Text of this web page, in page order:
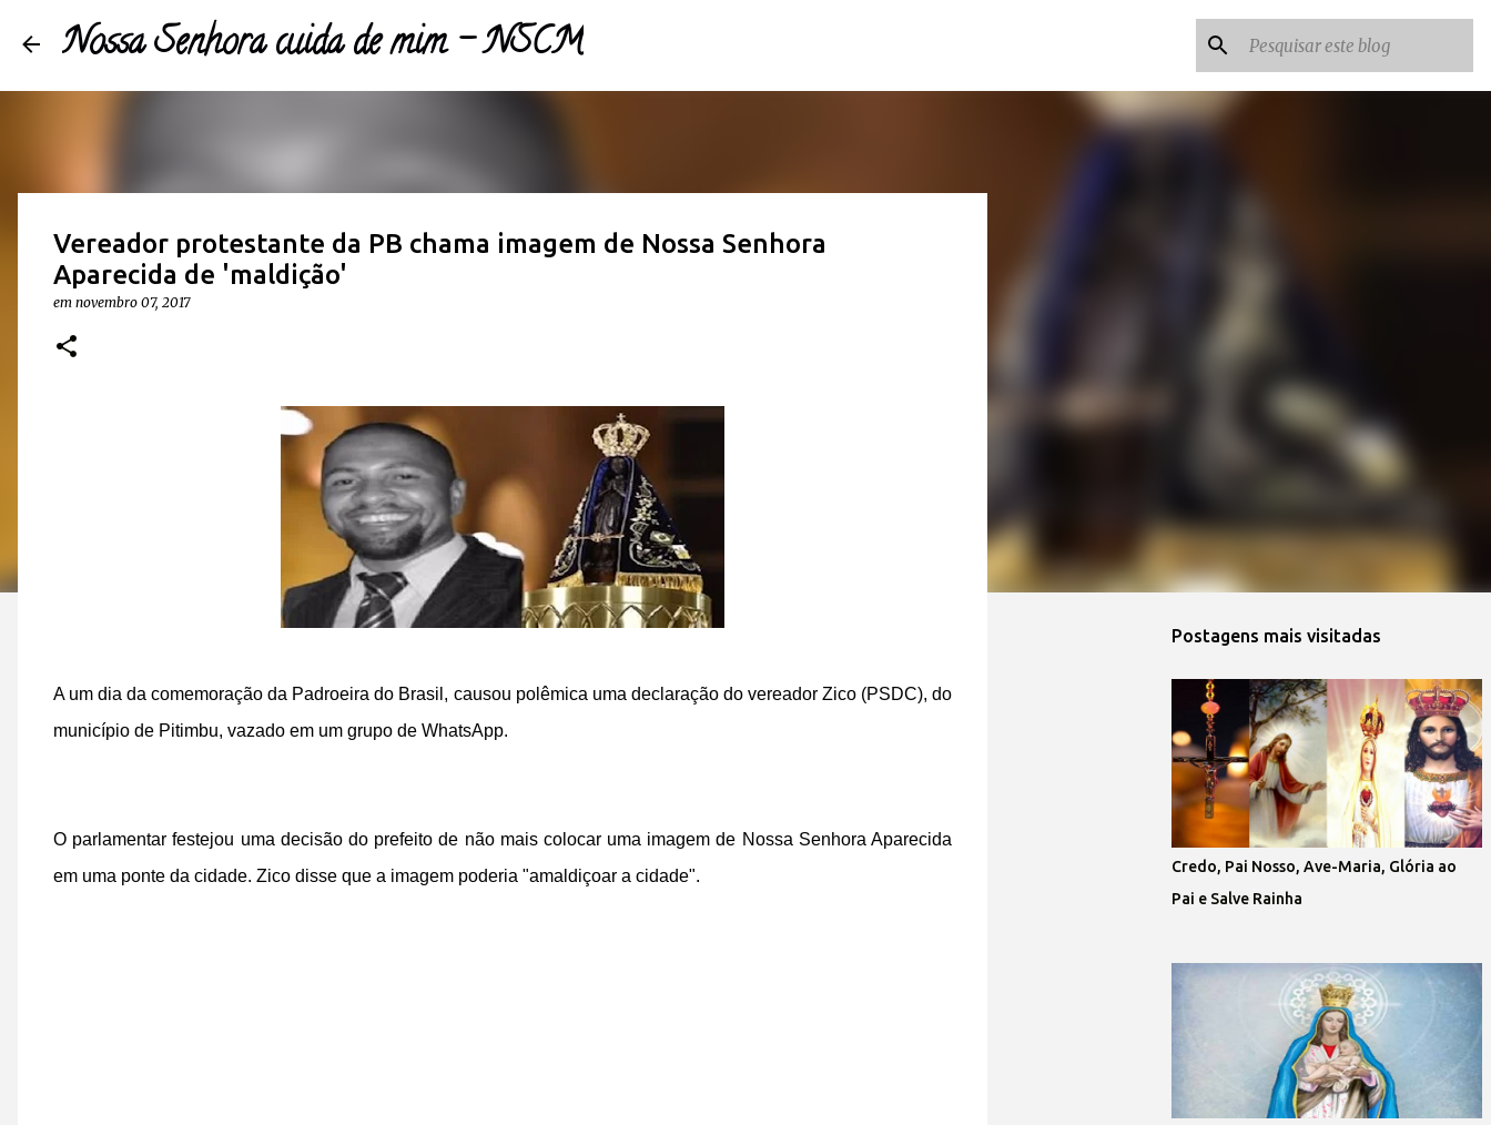
Nossa Senhora cuida de mim - NSCM
Vereador protestante da PB chama imagem de Nossa Senhora
Aparecida de 'maldição'
em novembro 07, 2017
A um dia da comemoração da Padroeira do Brasil, causou polêmica uma declaração do vereador Zico (PSDC), do
município de Pitimbu, vazado em um grupo de WhatsApp.
O parlamentar festejou uma decisão do prefeito de não mais colocar uma imagem de Nossa Senhora Aparecida
em uma ponte da cidade. Zico disse que a imagem poderia "amaldiçoar a cidade".
Postagens mais visitadas
Credo, Pai Nosso, Ave-Maria, Glória ao
Pai e Salve Rainha